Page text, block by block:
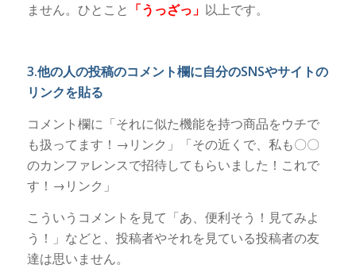
ません。ひとこと 「うっざっ」 以上です。
3.他の人の投稿のコメント欄に自分のSNSやサイトの
リンクを貼る
コメント欄に「それに似た機能を持つ商品をウチで
も扱ってます！→リンク」「その近くで、私も〇〇
のカンファレンスで招待してもらいました！これで
す！→リンク」
こういうコメントを見て「あ、便利そう！見てみよ
う！」などと、投稿者やそれを見ている投稿者の友
達は思いません。